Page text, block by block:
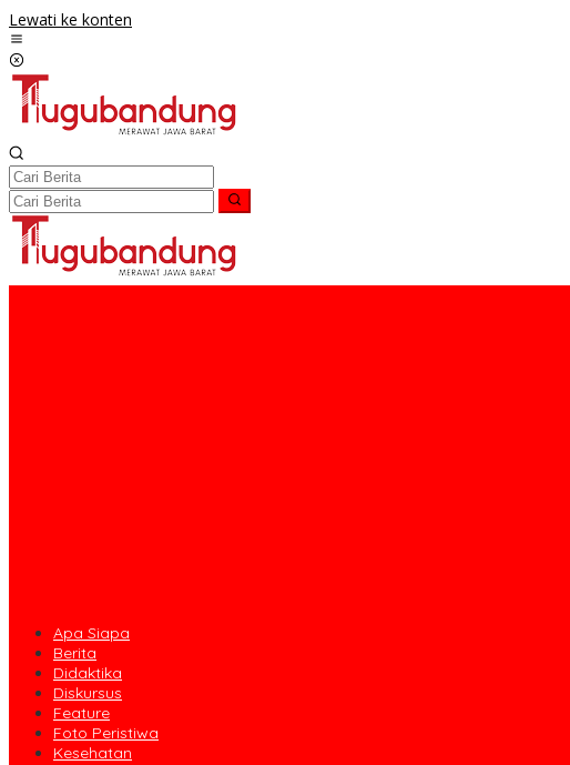
Lewati ke konten
Apa Siapa
Berita
Didaktika
Diskursus
Feature
Foto Peristiwa
Kesehatan